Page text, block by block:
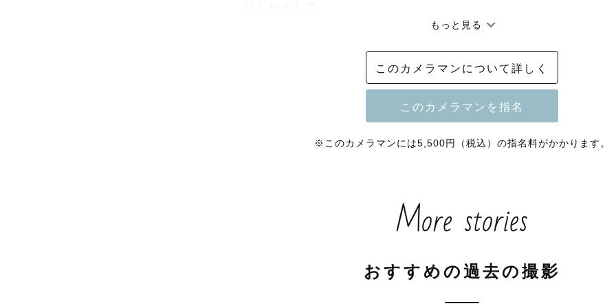
沖縄Lovegraphカメラマンの「はる」です。
今この瞬間を写真にぎゅっと閉じ込めて未来への贈り物に。
いつもみたくなる、リビングに飾っても違和感のない、そんな写真
小学生・中学生男児2人の母でもあります。
ニューボーンからウエディングまで、素敵な瞬間を残すお手伝いを
もっと見る
このカメラマンについて詳しく
※このカメラマンには5,500円（税込）の指名料がかかります。
More stories
おすすめの過去の撮影